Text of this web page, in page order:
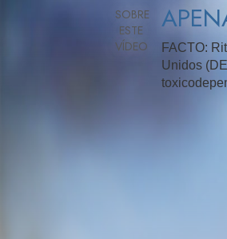
FACTO:
Unidos